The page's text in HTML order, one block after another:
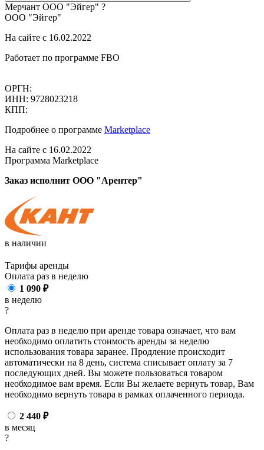
Мерчант ООО "Эйгер" ?
ООО "Эйгер"
На сайте с 16.02.2022
Работает по программе FBO
ОРГН:
ИНН: 9728023218
КПП:
Подробнее о программе Marketplace
На сайте с 16.02.2022
Программа Marketplace
Заказ исполнит ООО "Арентер"
в наличии
Тарифы аренды
Оплата раз в неделю
1 090 ₽
в неделю
?
Оплата раз в неделю при аренде товара означает, что вам
необходимо оплатить стоимость аренды за неделю
использования товара заранее. Продление происходит
автоматически на 8 день, система списывает оплату за 7
последующих дней. Вы можете пользоваться товаром
необходимое вам время. Если Вы желаете вернуть товар, Вам
необходимо вернуть товара в рамках оплаченного периода.
2 440 ₽
в месяц
?